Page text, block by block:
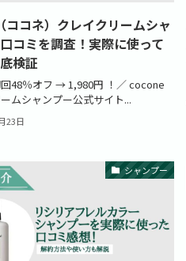
コネ）クレイクリームシャ
コミを調査！実際に使って
検証
48％オフ → 1,980円 ！／ cocone
ムシャンプー公式サイト...
23日
シャンプー